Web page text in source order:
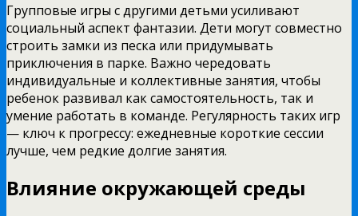
Групповые игры с другими детьми усиливают
социальный аспект фантазии. Дети могут совместно
строить замки из песка или придумывать
приключения в парке. Важно чередовать
индивидуальные и коллективные занятия, чтобы
ребенок развивал как самостоятельность, так и
умение работать в команде. Регулярность таких игр
— ключ к прогрессу: ежедневные короткие сессии
лучше, чем редкие долгие занятия.
Влияние окружающей среды